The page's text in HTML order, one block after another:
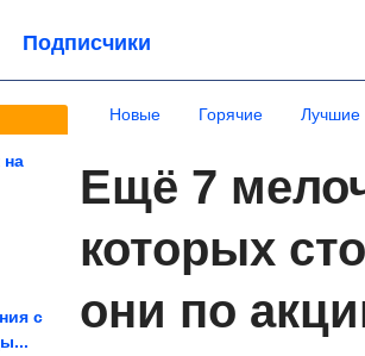
Подписчики
на
с
Новые Горячие Лучшие
Ещё 7
которых
они по